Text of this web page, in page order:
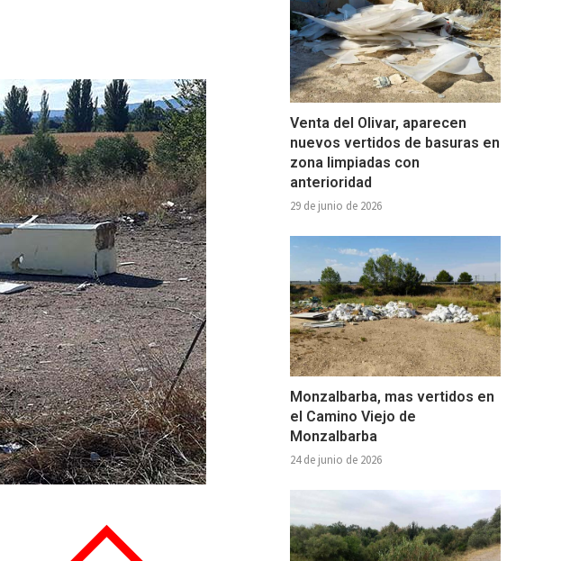
Venta del Olivar, aparecen
nuevos vertidos de basuras en
zona limpiadas con
anterioridad
29 de junio de 2026
Monzalbarba, mas vertidos en
el Camino Viejo de
Monzalbarba
24 de junio de 2026